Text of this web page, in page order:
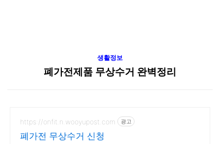
생활정보
폐가전제품 무상수거 완벽정리
https://onfit.n.wooyupost.com 광고
폐가전 무상수거 신청